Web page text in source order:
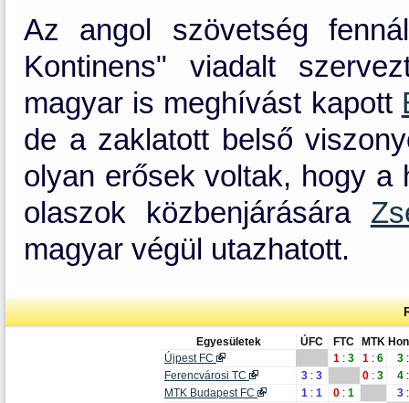
Az angol szövetség
Kontinens" viadalt
magyar is meghívást kapott
de a zaklatott belső
olyan erősek voltak, hogy a
olaszok közbenjárására
magyar végül utazhatott.
Egyesületek ÚFC FTC MTK
Újpest FC
1 : 3 1 : 6 3 :
Ferencvárosi TC
3 : 3 0 : 3 4 :
MTK Budapest FC
1 : 1 0 : 1 3 :